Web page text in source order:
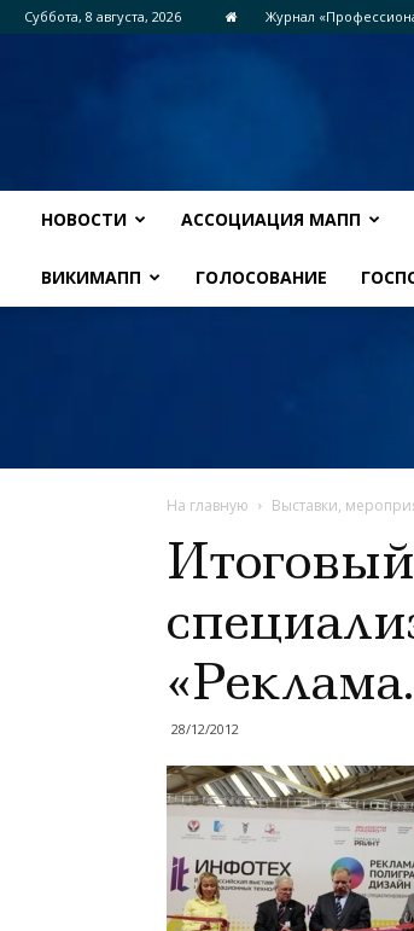
Суббота, 8 августа, 2026 Журнал
НОВОСТИ АССОЦИАЦИЯ МАПП
ВИКИМАПП ГОЛОСОВАНИЕ
На главную Выставки,
28/12/2012